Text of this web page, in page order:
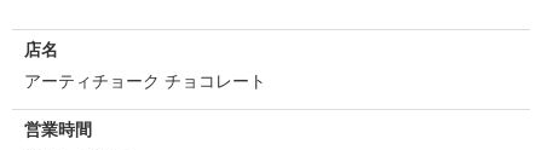
店名
アーティチョーク チョコレート
営業時間